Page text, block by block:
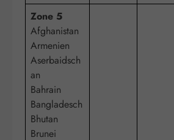
Zone 5
Afghanistan
Armenien
Aserbaidsch
an
Bahrain
Bangladesch
Bhutan
Brunei